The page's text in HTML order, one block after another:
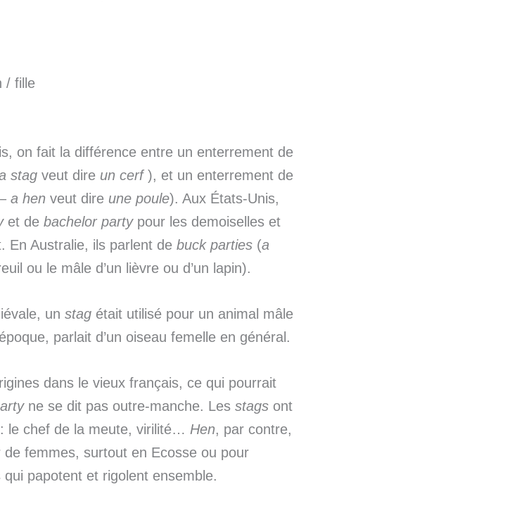
/ fille
on fait la différence entre un enterrement de
stag veut dire un cerf), et un enterrement de
a hen veut dire une poule). Aux États-Unis,
et de bachelor partypour les demoiselles et
En Australie, ils parlent de buckparties (a
ou le mâle d’un lièvre ou d’un lapin).
un stag était utilisé pour un animal mâle
parlait d’un oiseau femelle en général.
dans le vieux français, ce qui pourrait
ne se dit pas outre-manche. Les stags ont
le chef de la meute, virilité… Hen, par contre,
femmes, surtout en Ecosse ou pour
papotent et rigolent ensemble.